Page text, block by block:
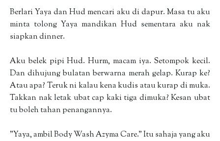
Berlari Yaya dan Hud mencari aku di dapur. Masa tu aku
minta tolong Yaya mandikan Hud sementara aku nak
siapkan dinner.
Aku belek pipi Hud. Hurm, macam iya. Setompok kecil.
Dan dihujung bulatan berwarna merah gelap. Kurap ke?
Atau apa? Teruk ni kalau kena kudis atau kurap di muka.
Takkan nak letak ubat cap kaki tiga dimuka? Kesan ubat
tu boleh tahan penangannya.
"Yaya, ambil Body Wash Azyma Care." Itu sahaja yang aku